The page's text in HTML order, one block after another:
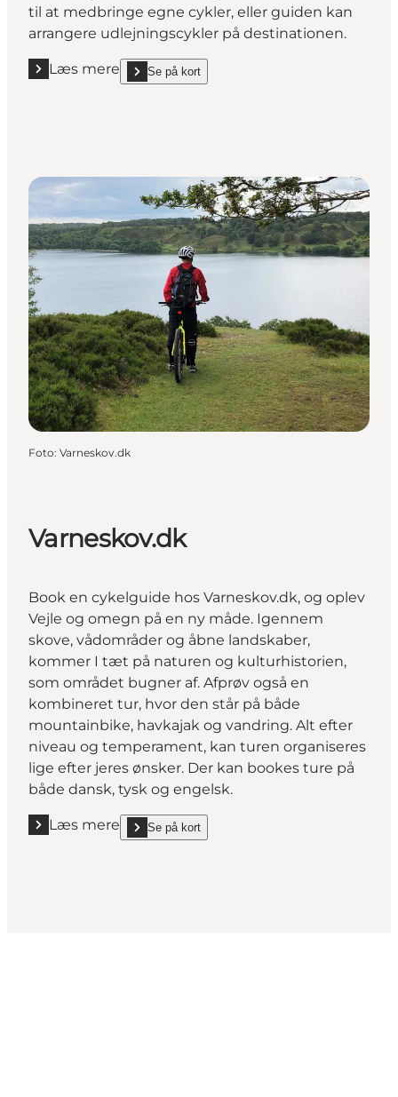
til at medbringe egne cykler, eller guiden kan
arrangere udlejningscykler på destinationen.
Læs mere
Læs mere "Guideservice Danmark"
Se på kort
show Guideservice Danmark on_map
Foto: Varneskov.dk
Varneskov.dk
Book en cykelguide hos Varneskov.dk, og oplev
Vejle og omegn på en ny måde. Igennem
skove, vådområder og åbne landskaber,
kommer I tæt på naturen og kulturhistorien,
som området bugner af. Afprøv også en
kombineret tur, hvor den står på både
mountainbike, havkajak og vandring. Alt efter
niveau og temperament, kan turen organiseres
lige efter jeres ønsker. Der kan bookes ture på
både dansk, tysk og engelsk.
Læs mere
Læs mere "Varneskov.dk"
Se på kort
show Varneskov.dk on_map